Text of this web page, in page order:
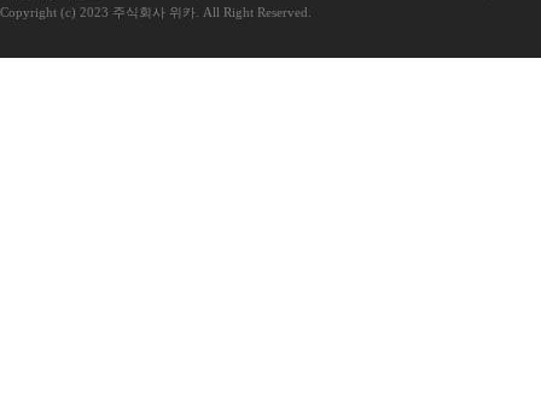
Copyright (c) 2023 주식회사 위카. All Right Reserved.